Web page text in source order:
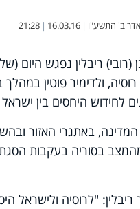
אדר ב' התשע"ו |
16.03.16
|
21:28
ריבלין נפגש היום
ולדימיר פוטין במהלך
המדינה, באתגרי האזור
מהמצב בסוריה בעקבות
"לרוסיה ולישראל